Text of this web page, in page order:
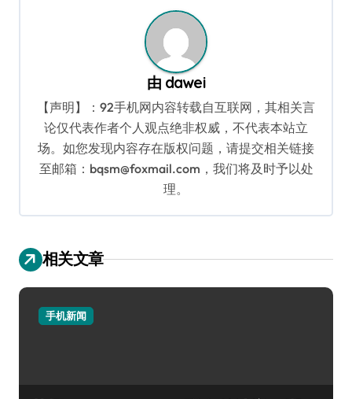
由 dawei
【声明】：92手机网内容转载自互联网，其相关言
论仅代表作者个人观点绝非权威，不代表本站立
场。如您发现内容存在版权问题，请提交相关链接
至邮箱：bqsm@foxmail.com，我们将及时予以处
理。
相关文章
手机新闻